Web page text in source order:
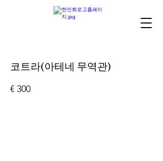
코트라(아테네 무역관)
€ 300